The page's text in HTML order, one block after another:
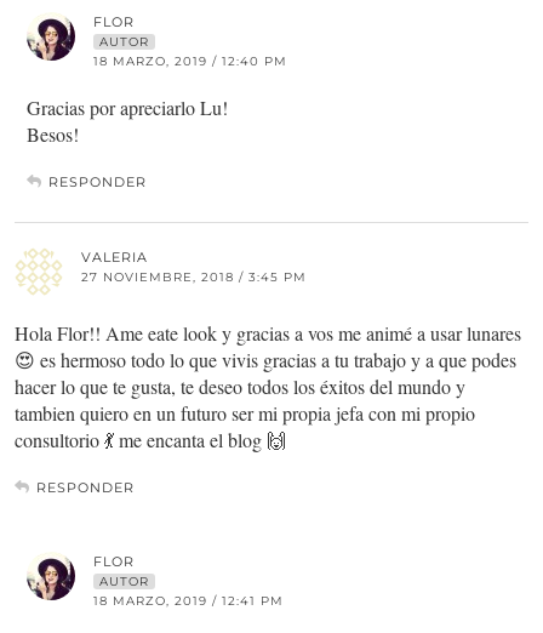
FLOR
AUTOR
18 MARZO, 2019 / 12:40 PM
Gracias por apreciarlo Lu!
Besos!
RESPONDER
VALERIA
27 NOVIEMBRE, 2018 / 3:45 PM
Hola Flor!! Ame eate look y gracias a vos me animé a usar lunares
😍 es hermoso todo lo que vivis gracias a tu trabajo y a que podes
hacer lo que te gusta, te deseo todos los éxitos del mundo y
tambien quiero en un futuro ser mi propia jefa con mi propio
consultorio 💃 me encanta el blog 🙌
RESPONDER
FLOR
AUTOR
18 MARZO, 2019 / 12:41 PM